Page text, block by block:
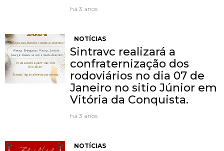
há 3 anos
NOTÍCIAS
Sintravc realizará a
confraternização dos
rodoviários no dia 07 de
Janeiro no sitio Júnior em
Vitória da Conquista.
há 3 anos
NOTÍCIAS